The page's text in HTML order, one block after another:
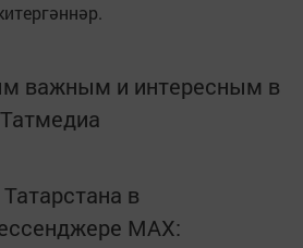
важным и интересным в
Татмедиа
в
MАХ: